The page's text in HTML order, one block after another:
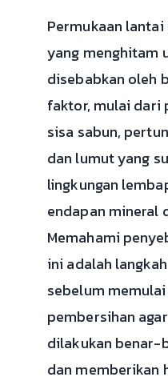
Permukaan
yang menghitam
disebabkan oleh
faktor, mulai dari
sisa sabun,
dan lumut yang
lingkungan
endapan mineral
Memahami
ini adalah
sebelum
pembersihan
dilakukan
dan memberikan